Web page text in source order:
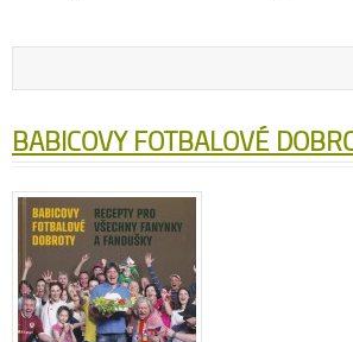
BABICOVY FOTBALOVÉ